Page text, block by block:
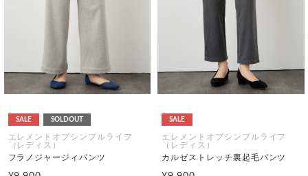
SALE SOLDOUT
エレメントオブシンプルライフ
（レディス）
フラノジャージィパンツ
SALE
エレメントオブシンプルライフ
（レディス）
カルゼストレッチ裏起毛パンツ